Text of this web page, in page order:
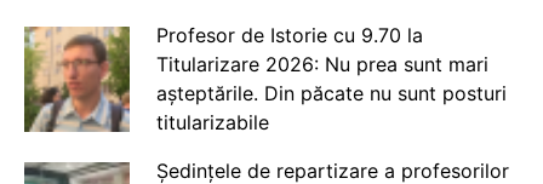
Profesor de Istorie cu 9.70 la
Titularizare 2026: Nu prea sunt mari
așteptările. Din păcate nu sunt posturi
titularizabile
Ședințele de repartizare a profesorilor